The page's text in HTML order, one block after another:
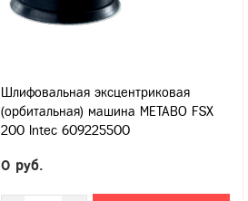
Шлифовальная эксцентриковая
(орбитальная) машина METABO FSX
200 Intec 609225500
0 руб.